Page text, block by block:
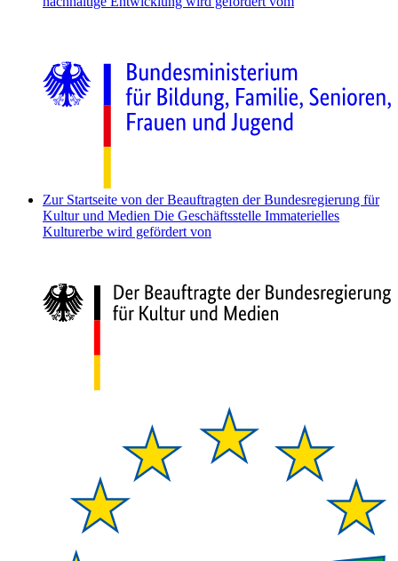
Zur Startseite von der Beauftragten der Bundesregierung für
Kultur und Medien Die Geschäftsstelle Immaterielles
Kulturerbe wird gefördert von